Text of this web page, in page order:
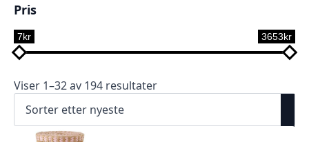
Pris
7kr 3653kr
Viser 1–32 av 194 resultater